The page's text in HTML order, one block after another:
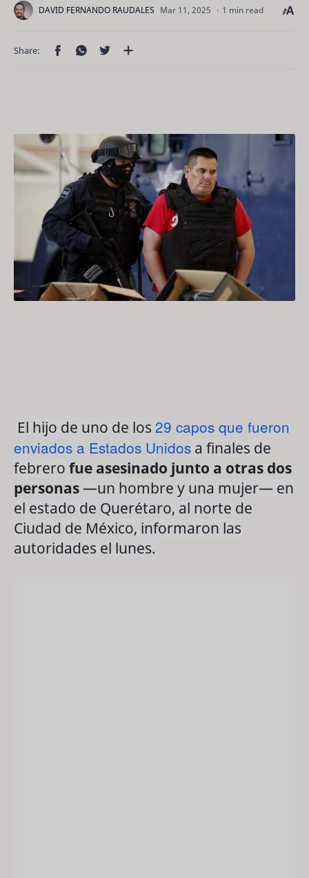
1 min read
El hijo de uno de los 29 capos que fueron
enviados a Estados Unidos a finales de
febrero fue asesinado junto a otras dos
personas—un hombre y una mujer— en
el estado de Querétaro, al norte de
Ciudad de México, informaron las
autoridades el lunes.